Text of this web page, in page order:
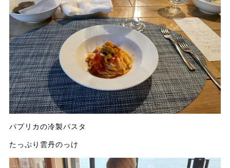
パプリカの冷製パスタ
たっぷり雲丹のっけ